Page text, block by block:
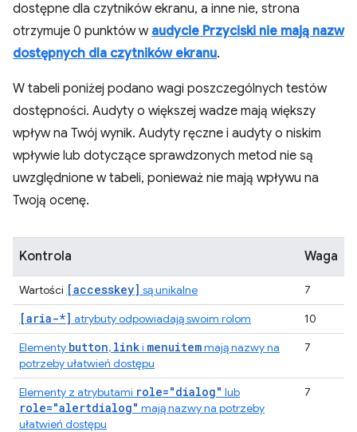
dostępne dla czytników ekranu, a inne nie, strona
otrzymuje 0 punktów w audycie Przyciski nie mają nazw
dostępnych dla czytników ekranu.
W tabeli poniżej podano wagi poszczególnych testów
dostępności. Audyty o większej wadze mają większy
wpływ na Twój wynik. Audyty ręczne i audyty o niskim
wpływie lub dotyczące sprawdzonych metod nie są
uwzględnione w tabeli, ponieważ nie mają wpływu na
Twoją ocenę.
Kontrola Waga
Wartości [accesskey] są unikalne 7
[aria-*] atrybuty odpowiadają swoim rolom
10
Elementy button, linki menuitemmają nazwy na
potrzeby ułatwień dostępu
7
Elementy z atrybutami role="dialog" lub
role="alertdialog" mają nazwy na potrzeby
ułatwień dostępu
7